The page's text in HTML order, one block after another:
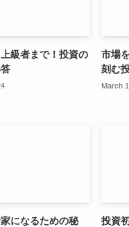
級者まで！投資の
市場
刻む
March
になるための秘
投資